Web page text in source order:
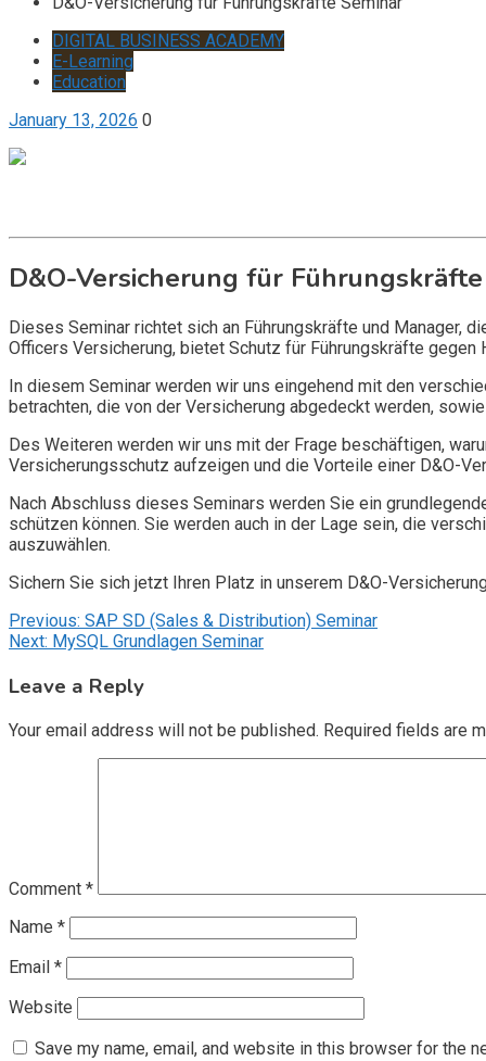
DIGITAL BUSINESS ACADEMY
E-Learning
Education
January 13, 2026 0
D&O-Versicherung für
Dieses Seminar richtet sich an Führungskräfte und Manager,
Officers Versicherung, bietet Schutz für Führungskräfte
In diesem Seminar werden wir uns eingehend mit den
betrachten, die von der Versicherung abgedeckt werden,
Des Weiteren werden wir uns mit der Frage beschäftigen,
Versicherungsschutz aufzeigen und die Vorteile einer D&O-
Nach Abschluss dieses Seminars werden Sie ein
schützen können. Sie werden auch in der Lage sein, die
auszuwählen.
Sichern Sie sich jetzt Ihren Platz in unserem D&O-
Post
navigation
Previous: SAP SD (Sales & Distribution) Seminar
Next: MySQL Grundlagen Seminar
Leave a Reply
Your email address will not be published. Required fields are
Comment *
Name *
Email *
Website
Save my name, email, and website in this browser for the